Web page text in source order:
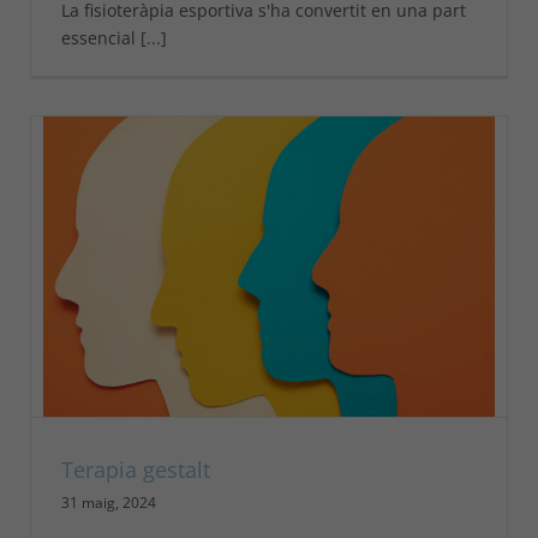
La fisioteràpia esportiva s'ha convertit en una part
essencial [...]
Terapia gestalt
31 maig, 2024